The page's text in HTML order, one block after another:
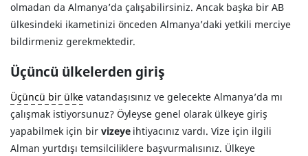
olmadan da Almanya’da çalışabilirsiniz. Ancak başka bir AB
ülkesindeki ikametinizi önceden Almanya’daki yetkili merciye
bildirmeniz gerekmektedir.
Üçüncü ülkelerden giriş
Üçüncü bir ülkevatandaşısınız ve gelecekte Almanya’da mı
çalışmak istiyorsunuz? Öyleyse genel olarak ülkeye giriş
yapabilmek için bir vizeyeihtiyacınız vardı. Vize için ilgili
Alman yurtdışı temsilciliklere başvurmalısınız. Ülkeye